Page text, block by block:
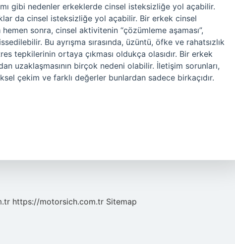
gibi nedenler erkeklerde cinsel isteksizliğe yol açabilir.
da cinsel isteksizliğe yol açabilir. Bir erkek cinsel
sonra, cinsel aktivitenin “çözümleme aşaması”,
Bu ayrışma sırasında, üzüntü, öfke ve rahatsızlık
tepkilerinin ortaya çıkması oldukça olasıdır. Bir erkek
uzaklaşmasının birçok nedeni olabilir. İletişim sorunları,
çekim ve farklı değerler bunlardan sadece birkaçıdır.
https://motorsich.com.tr Sitemap